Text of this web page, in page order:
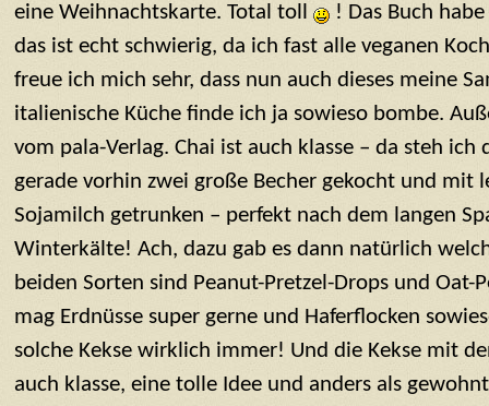
eine Weihnachtskarte. Total toll
! Das Buch
das ist echt schwierig, da ich fast alle veganen
freue ich mich sehr, dass nun auch dieses meine
italienische Küche finde ich ja sowieso bombe.
vom pala-Verlag. Chai ist auch klasse – da steh
gerade vorhin zwei große Becher gekocht und mit
Sojamilch getrunken – perfekt nach dem langen
Winterkälte! Ach, dazu gab es dann natürlich
beiden Sorten sind Peanut-Pretzel-Drops und Oat-
mag Erdnüsse super gerne und Haferflocken
solche Kekse wirklich immer! Und die Kekse mit
auch klasse, eine tolle Idee und anders als